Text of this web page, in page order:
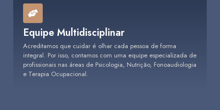
Equipe Multidisciplinar
Acreditamos que cuidar é olhar cada pessoa de forma
integral. Por isso, contamos com uma equipe especializada de
profissionais nas áreas de Psicologia, Nutrição, Fonoaudiologia
e Terapia Ocupacional.